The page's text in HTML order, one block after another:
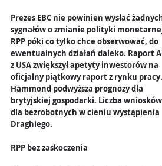
Prezes EBC nie powinien wysłać
sygnałów o zmianie polityki
RPP póki co tylko chce obserwować, do
ewentualnych działań daleko. Raport
z USA zwiększył apetyty inwestorów na
oficjalny piątkowy raport z rynku pracy.
Hammond podwyższa prognozy dla
brytyjskiej gospodarki. Liczba wniosków
dla bezrobotnych w cieniu wystąpienia
Draghiego.
RPP bez zaskoczenia